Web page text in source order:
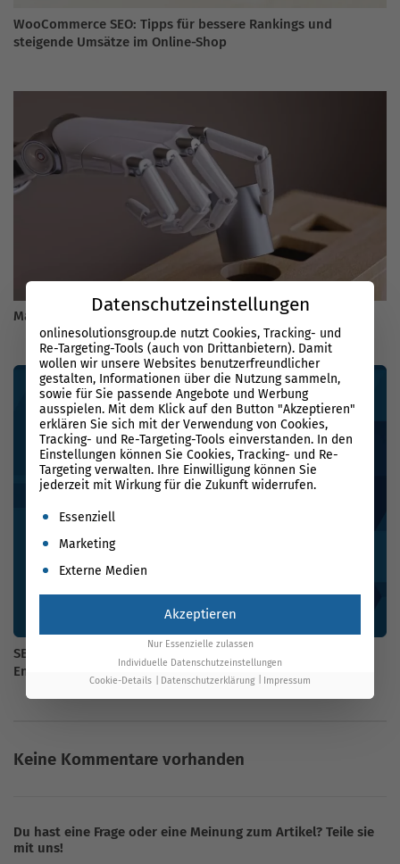
WooCommerce SEO: Tipps für bessere Rankings und
steigende Umsätze im Online-Shop
Machine Learning im SEA
SEO-Berichte in 2026: Mehr Überblick, bessere
Entscheidungen
Keine Kommentare vorhanden
Du hast eine Frage oder eine Meinung zum Artikel? Teile sie
mit uns!
Datenschutzeinstellungen
onlinesolutionsgroup.de nutzt Cookies, Tracking- und
Re-Targeting-Tools (auch von Drittanbietern). Damit
wollen wir unsere Websites benutzerfreundlicher
gestalten, Informationen über die Nutzung sammeln,
sowie für Sie passende Angebote und Werbung
ausspielen. Mit dem Klick auf den Button "Akzeptieren"
erklären Sie sich mit der Verwendung von Cookies,
Tracking- und Re-Targeting-Tools einverstanden. In den
Einstellungen können Sie Cookies, Tracking- und Re-
Targeting verwalten. Ihre Einwilligung können Sie
jederzeit mit Wirkung für die Zukunft widerrufen.
Es folgt eine Liste der Service-Gruppen, für die eine
Essenziell
Marketing
Externe Medien
Akzeptieren
Nur Essenzielle zulassen
Individuelle Datenschutzeinstellungen
Cookie-Details
Datenschutzerklärung Impressum